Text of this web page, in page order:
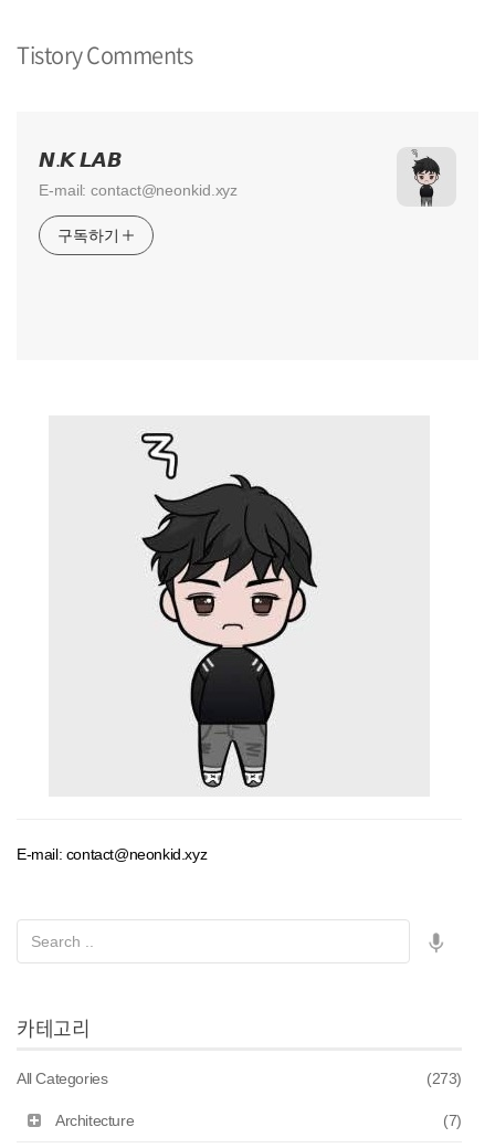
Tistory Comments
𝙉.𝙆 𝙇𝘼𝘽
E-mail: contact@neonkid.xyz
구독하기
E-mail: contact@neonkid.xyz
카테고리
All Categories (273)
Architecture (7)